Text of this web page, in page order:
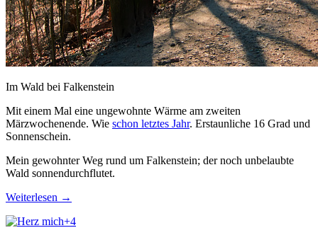
Im Wald bei Falkenstein
Mit einem Mal eine ungewohnte Wärme am zweiten
Märzwochenende. Wie schon letztes Jahr. Erstaunliche 16 Grad und
Sonnenschein.
Mein gewohnter Weg rund um Falkenstein; der noch unbelaubte
Wald sonnendurchflutet.
Weiterlesen →
+4